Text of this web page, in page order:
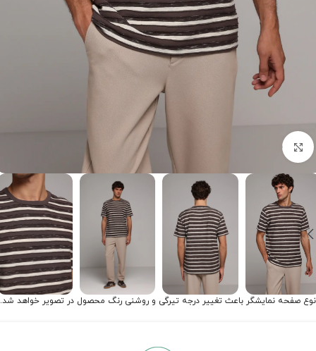
برای بزرگنمایی کلیک کنید
نوع صفحه نمایشگر باعث تغییر درجه تیرگی و روشنی رنگ محصول در تصویر خواهد شد.